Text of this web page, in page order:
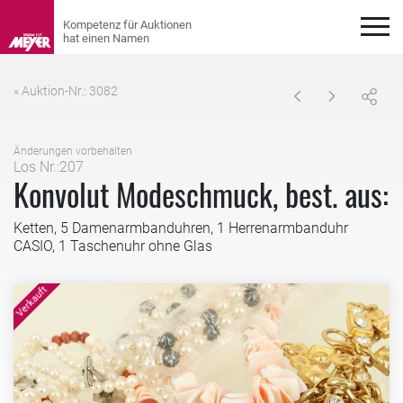
« Auktion-Nr.: 3082
Änderungen vorbehalten
Los Nr.:207
Konvolut Modeschmuck, best. aus:
Ketten, 5 Damenarmbanduhren, 1 Herrenarmbanduhr
CASIO, 1 Taschenuhr ohne Glas